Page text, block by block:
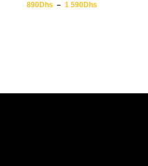
890Dhs – 1 590Dhs